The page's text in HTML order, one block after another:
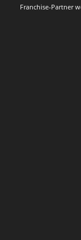
Franchise-Partner